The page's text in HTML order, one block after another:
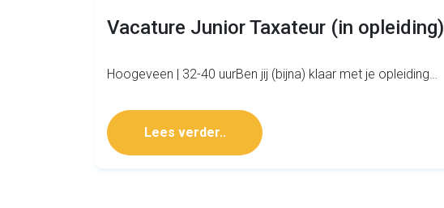
Vacature Junior Taxateur (in opleiding)
Hoogeveen | 32-40 uurBen jij (bijna) klaar met je opleiding…
Lees verder..